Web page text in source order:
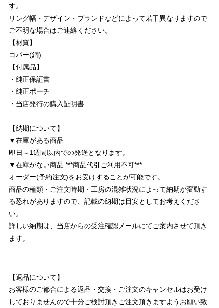
す。
リング幅・デザイン・ブランドなどによって若干異なりますので
ご不明な場合はご連絡ください。
【材質】
コパー(銅)
【付属品】
・純正保証書
・純正ポーチ
・当店発行の購入証明書
【納期について】
▼在庫がある商品
即日～1週間以内での発送となります。
▼在庫がない商品 ***商品代引ご利用不可***
オーダー(予約注文)をお受けすることが可能です。
商品の種類・ご注文時期・工房の混雑状況によって納期が変動す
る恐れがありますので、記載の納期は目安としてお考えくださ
い。
詳しい納期は、当店からの受注確認メールにてご案内させて頂き
ます。
【返品について】
お客様のご都合による返品・交換・ご注文のキャンセルはお受け
しておりませんので十分ご検討頂きご注文頂きますようお願い致